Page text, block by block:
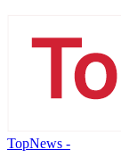
TopNews -